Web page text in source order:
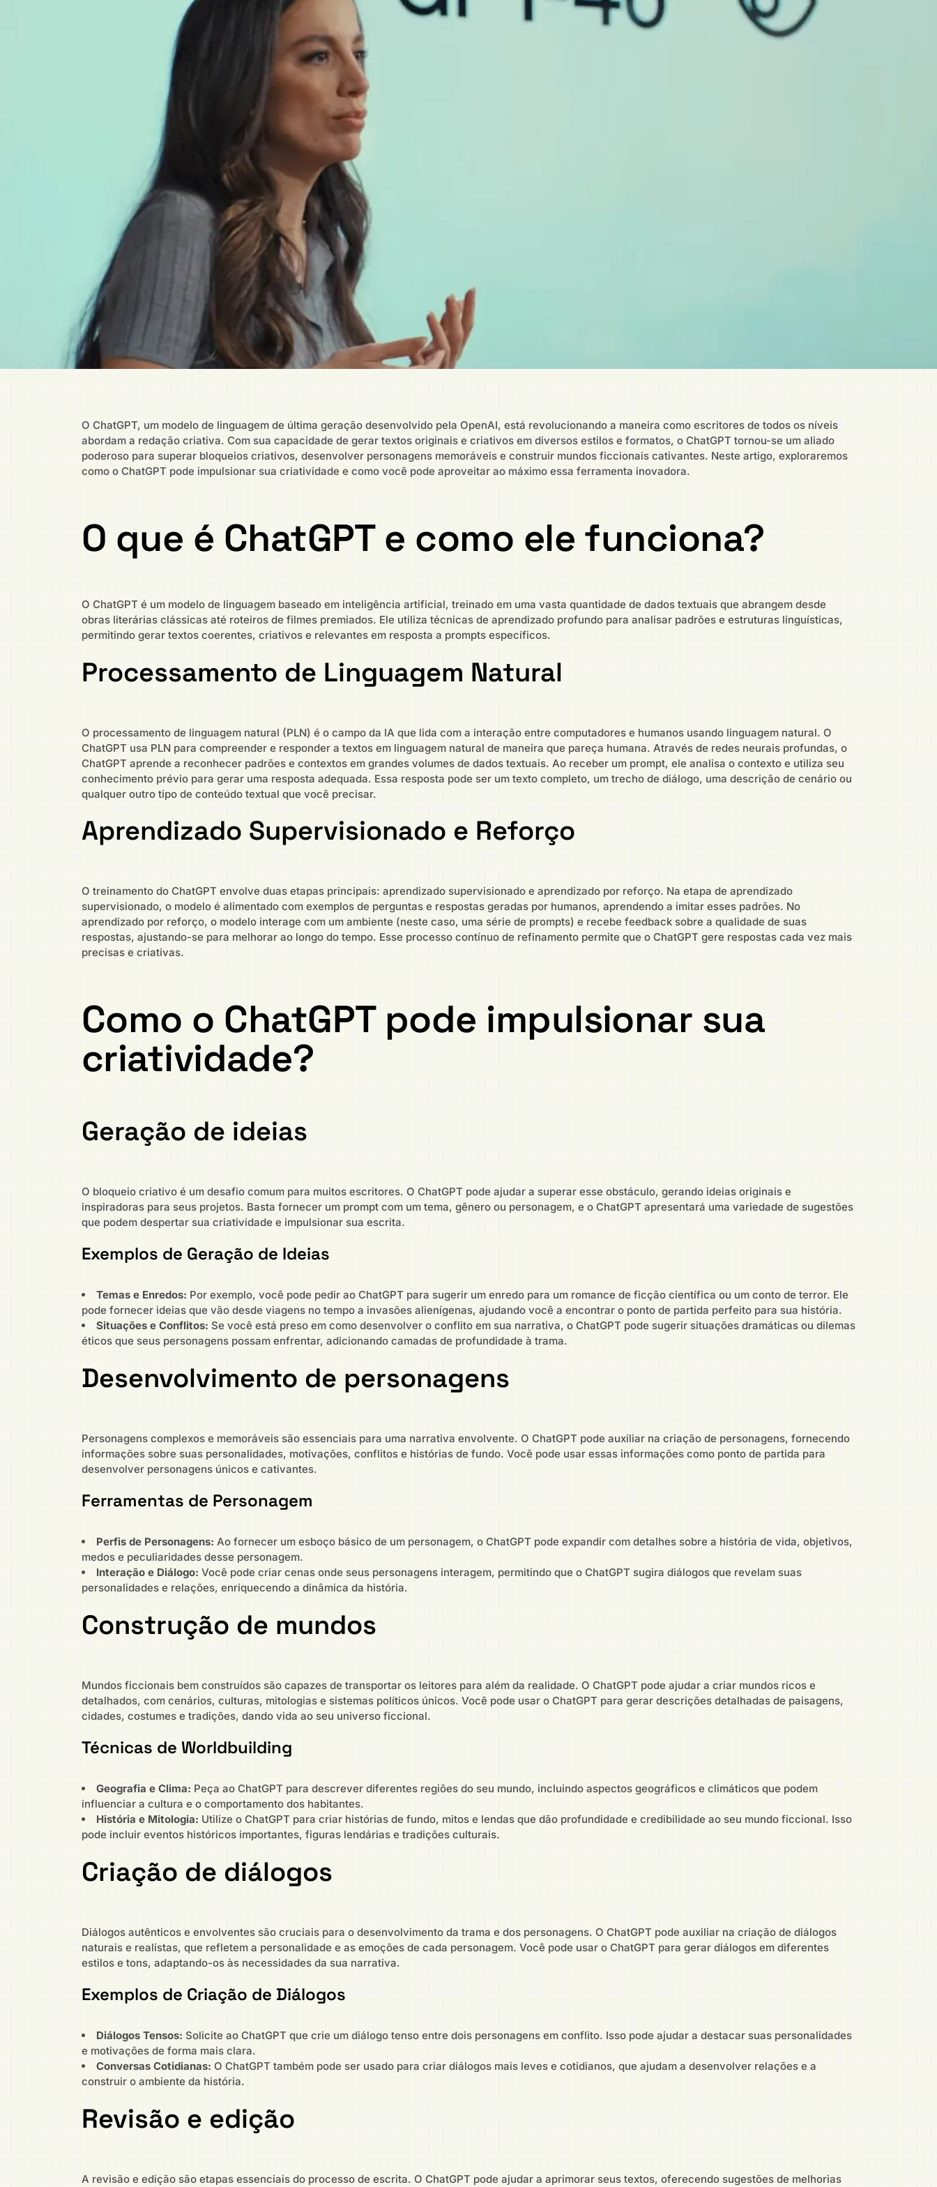
O ChatGPT, um modelo de linguagem de última geração desenvolvido pela OpenAI, está revolucionando a maneira como escritores de todos os níveis
abordam a redação criativa. Com sua capacidade de gerar textos originais e criativos em diversos estilos e formatos, o ChatGPT tornou-se um aliado
poderoso para superar bloqueios criativos, desenvolver personagens memoráveis e construir mundos ficcionais cativantes. Neste artigo, exploraremos
como o ChatGPT pode impulsionar sua criatividade e como você pode aproveitar ao máximo essa ferramenta inovadora.
O que é ChatGPT e como ele funciona?
O ChatGPT é um modelo de linguagem baseado em inteligência artificial, treinado em uma vasta quantidade de dados textuais que abrangem desde
obras literárias clássicas até roteiros de filmes premiados. Ele utiliza técnicas de aprendizado profundo para analisar padrões e estruturas linguísticas,
permitindo gerar textos coerentes, criativos e relevantes em resposta a prompts específicos.
Processamento de Linguagem Natural
O processamento de linguagem natural (PLN) é o campo da IA que lida com a interação entre computadores e humanos usando linguagem natural. O
ChatGPT usa PLN para compreender e responder a textos em linguagem natural de maneira que pareça humana. Através de redes neurais profundas, o
ChatGPT aprende a reconhecer padrões e contextos em grandes volumes de dados textuais. Ao receber um prompt, ele analisa o contexto e utiliza seu
conhecimento prévio para gerar uma resposta adequada. Essa resposta pode ser um texto completo, um trecho de diálogo, uma descrição de cenário ou
qualquer outro tipo de conteúdo textual que você precisar.
Aprendizado Supervisionado e Reforço
O treinamento do ChatGPT envolve duas etapas principais: aprendizado supervisionado e aprendizado por reforço. Na etapa de aprendizado
supervisionado, o modelo é alimentado com exemplos de perguntas e respostas geradas por humanos, aprendendo a imitar esses padrões. No
aprendizado por reforço, o modelo interage com um ambiente (neste caso, uma série de prompts) e recebe feedback sobre a qualidade de suas
respostas, ajustando-se para melhorar ao longo do tempo. Esse processo contínuo de refinamento permite que o ChatGPT gere respostas cada vez mais
precisas e criativas.
Como o ChatGPT pode impulsionar sua
criatividade?
Geração de ideias
O bloqueio criativo é um desafio comum para muitos escritores. O ChatGPT pode ajudar a superar esse obstáculo, gerando ideias originais e
inspiradoras para seus projetos. Basta fornecer um prompt com um tema, gênero ou personagem, e o ChatGPT apresentará uma variedade de sugestões
que podem despertar sua criatividade e impulsionar sua escrita.
Exemplos de Geração de Ideias
Temas e Enredos: Por exemplo, você pode pedir ao ChatGPT para sugerir um enredo para um romance de ficção científica ou um conto de terror. Ele
pode fornecer ideias que vão desde viagens no tempo a invasões alienígenas, ajudando você a encontrar o ponto de partida perfeito para sua história.
Situações e Conflitos: Se você está preso em como desenvolver o conflito em sua narrativa, o ChatGPT pode sugerir situações dramáticas ou dilemas
éticos que seus personagens possam enfrentar, adicionando camadas de profundidade à trama.
Desenvolvimento de personagens
Personagens complexos e memoráveis são essenciais para uma narrativa envolvente. O ChatGPT pode auxiliar na criação de personagens, fornecendo
informações sobre suas personalidades, motivações, conflitos e histórias de fundo. Você pode usar essas informações como ponto de partida para
desenvolver personagens únicos e cativantes.
Ferramentas de Personagem
Perfis de Personagens: Ao fornecer um esboço básico de um personagem, o ChatGPT pode expandir com detalhes sobre a história de vida, objetivos,
medos e peculiaridades desse personagem.
Interação e Diálogo: Você pode criar cenas onde seus personagens interagem, permitindo que o ChatGPT sugira diálogos que revelam suas
personalidades e relações, enriquecendo a dinâmica da história.
Construção de mundos
Mundos ficcionais bem construídos são capazes de transportar os leitores para além da realidade. O ChatGPT pode ajudar a criar mundos ricos e
detalhados, com cenários, culturas, mitologias e sistemas políticos únicos. Você pode usar o ChatGPT para gerar descrições detalhadas de paisagens,
cidades, costumes e tradições, dando vida ao seu universo ficcional.
Técnicas de Worldbuilding
Geografia e Clima: Peça ao ChatGPT para descrever diferentes regiões do seu mundo, incluindo aspectos geográficos e climáticos que podem
influenciar a cultura e o comportamento dos habitantes.
História e Mitologia: Utilize o ChatGPT para criar histórias de fundo, mitos e lendas que dão profundidade e credibilidade ao seu mundo ficcional. Isso
pode incluir eventos históricos importantes, figuras lendárias e tradições culturais.
Criação de diálogos
Diálogos autênticos e envolventes são cruciais para o desenvolvimento da trama e dos personagens. O ChatGPT pode auxiliar na criação de diálogos
naturais e realistas, que refletem a personalidade e as emoções de cada personagem. Você pode usar o ChatGPT para gerar diálogos em diferentes
estilos e tons, adaptando-os às necessidades da sua narrativa.
Exemplos de Criação de Diálogos
Diálogos Tensos: Solicite ao ChatGPT que crie um diálogo tenso entre dois personagens em conflito. Isso pode ajudar a destacar suas personalidades
e motivações de forma mais clara.
Conversas Cotidianas: O ChatGPT também pode ser usado para criar diálogos mais leves e cotidianos, que ajudam a desenvolver relações e a
construir o ambiente da história.
Revisão e edição
A revisão e edição são etapas essenciais do processo de escrita. O ChatGPT pode ajudar a aprimorar seus textos, oferecendo sugestões de melhorias